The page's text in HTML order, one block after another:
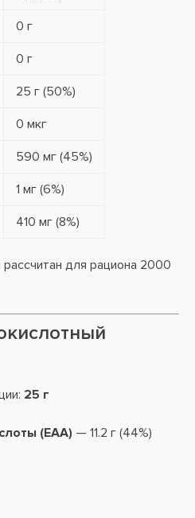
0 г
0 г
25 г (50%)
0 мкг
590 мг (45%)
1 мг (6%)
410 мг (8%)
для рациона 2000
25 г
(EAA) — 11.2 г (44%)